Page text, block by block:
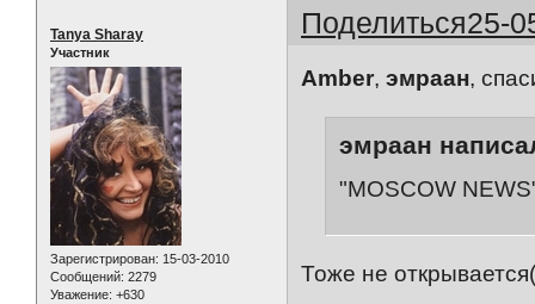
Поделиться25-
Tanya Sharay
Участник
Зарегистрирован: 15-03-2010
Сообщений: 2279
Уважение: +630
Amber,эмраан,
эмраан
"MOSCOW
Тоже не